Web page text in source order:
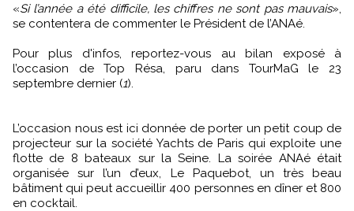
«Si l’année a été difficile, les chiffres ne sont pas mauvais»,
se contentera de commenter le Président de l’ANAé.
Pour plus d'infos, reportez-vous au bilan exposé à
l’occasion de Top Résa, paru dans TourMaG le 23
septembre dernier (1).
L’occasion nous est ici donnée de porter un petit coup de
projecteur sur la société Yachts de Paris qui exploite une
flotte de 8 bateaux sur la Seine. La soirée ANAé était
organisée sur l’un d’eux, Le Paquebot, un très beau
bâtiment qui peut accueillir 400 personnes en dîner et 800
en cocktail.